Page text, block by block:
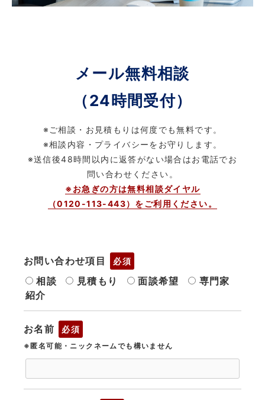
メール無料相談
（24時間受付）
※ご相談・お見積もりは何度でも無料です。
※相談内容・プライバシーをお守りします。
※送信後48時間以内に返答がない場合はお電話でお
問い合わせください。
※お急ぎの方は無料相談ダイヤル
（0120-113-443）をご利用ください。
お問い合わせ項目 必須
相談 見積もり 面談希望
専門家
紹介
お名前 必須
※匿名可能・ニックネームでも構いません